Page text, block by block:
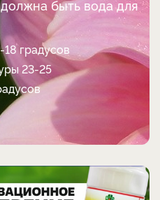
быть вода для
18 градусов
23-25